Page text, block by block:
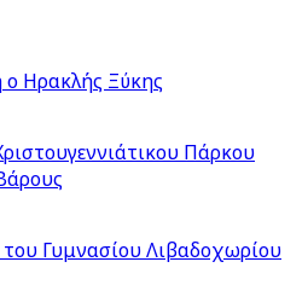
Ηρακλής Ξύκης
Πάρκου
Γυμνασίου Λιβαδοχωρίου